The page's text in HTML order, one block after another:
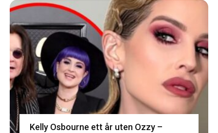
Kelly Osbourne ett år uten Ozzy –